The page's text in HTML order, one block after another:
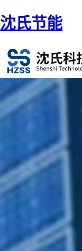
沈氏节能